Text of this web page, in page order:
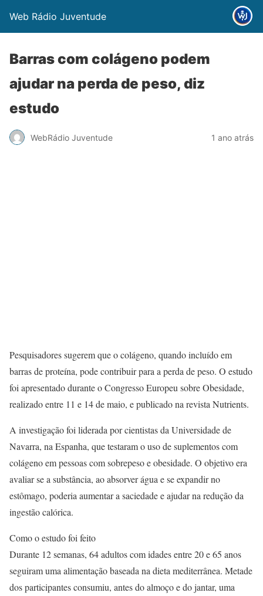
Web Rádio Juventude
Barras com colágeno podem
ajudar na perda de peso, diz
estudo
WebRádio Juventude 1 ano atrás
Pesquisadores sugerem que o colágeno, quando incluído em
barras de proteína, pode contribuir para a perda de peso. O estudo
foi apresentado durante o Congresso Europeu sobre Obesidade,
realizado entre 11 e 14 de maio, e publicado na revista Nutrients.
A investigação foi liderada por cientistas da Universidade de
Navarra, na Espanha, que testaram o uso de suplementos com
colágeno em pessoas com sobrepeso e obesidade. O objetivo era
avaliar se a substância, ao absorver água e se expandir no
estômago, poderia aumentar a saciedade e ajudar na redução da
ingestão calórica.
Como o estudo foi feito
Durante 12 semanas, 64 adultos com idades entre 20 e 65 anos
seguiram uma alimentação baseada na dieta mediterrânea. Metade
dos participantes consumiu, antes do almoço e do jantar, uma